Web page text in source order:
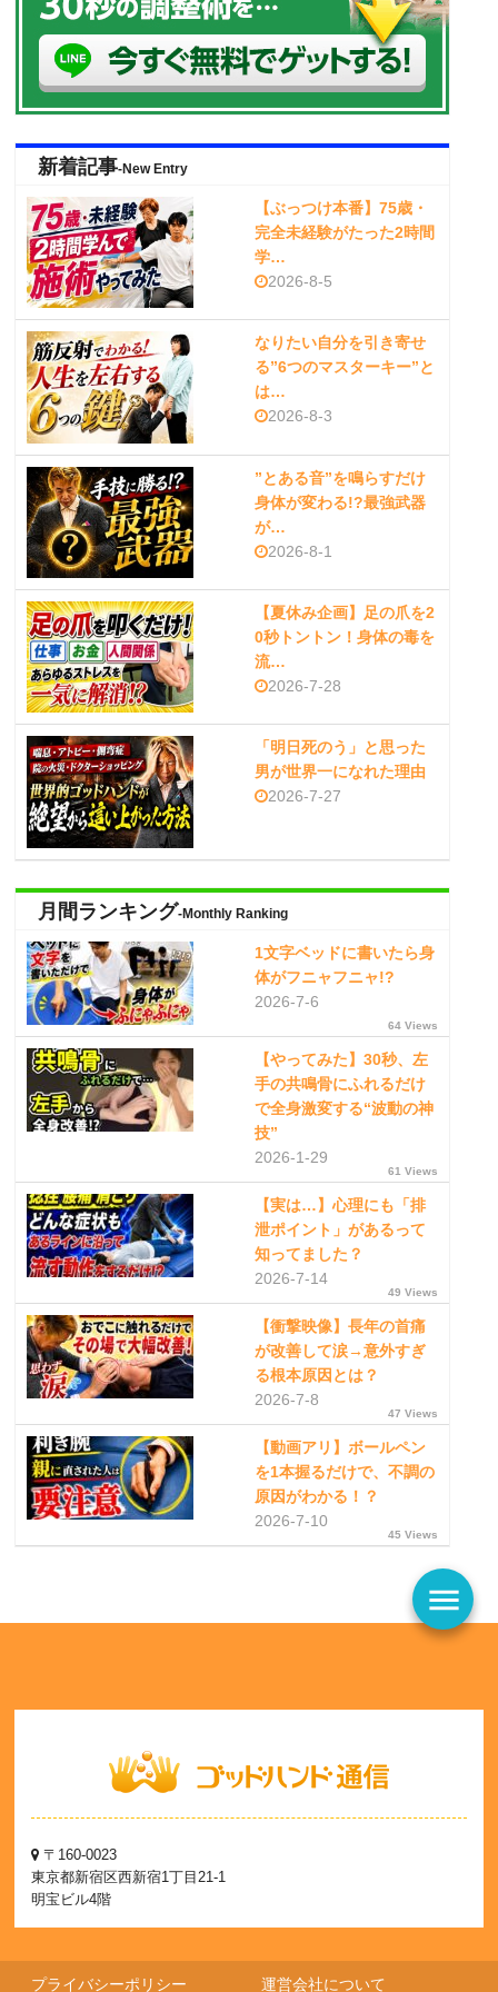
新着記事-New Entry
【ぶっつけ本番】75歳・
完全未経験がたった2時間
学…
2026-8-5
なりたい自分を引き寄せ
る”6つのマスターキー”と
は…
2026-8-3
”とある音”を鳴らすだけ
身体が変わる!?最強武器
が…
2026-8-1
【夏休み企画】足の爪を2
0秒トントン！身体の毒を
流…
2026-7-28
「明日死のう」と思った
男が世界一になれた理由
2026-7-27
月間ランキング-Monthly Ranking
1文字ベッドに書いたら身
体がフニャフニャ!?
2026-7-6
64 Views
【やってみた】30秒、左
手の共鳴骨にふれるだけ
で全身激変する“波動の神
技”
2026-1-29
61 Views
【実は…】心理にも「排
泄ポイント」があるって
知ってました？
2026-7-14
49 Views
【衝撃映像】長年の首痛
が改善して涙→意外すぎ
る根本原因とは？
2026-7-8
47 Views
【動画アリ】ボールペン
を1本握るだけで、不調の
原因がわかる！？
2026-7-10
45 Views
menu
〒160-0023
東京都新宿区西新宿1丁目21-1
明宝ビル4階
プライバシーポリシー 運営会社について